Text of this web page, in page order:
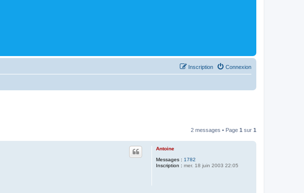
Connexion
Inscription
2 messages • Page 1 sur 1
Antoine
Messages : 1782
Inscription : mer. 18 juin 2003 22:05